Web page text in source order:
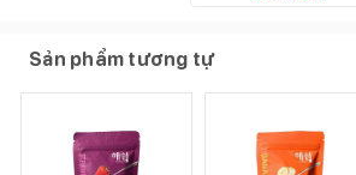
Sản phẩm tương tự